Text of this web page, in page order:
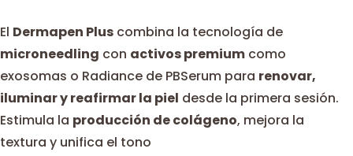
El Dermapen Plus combina la tecnología de
microneedling con activos premium como
exosomas o Radiance de PBSerum para renovar,
iluminar y reafirmar la piel desde la primera sesión.
Estimula la producción de colágeno, mejora la
textura y unifica el tono